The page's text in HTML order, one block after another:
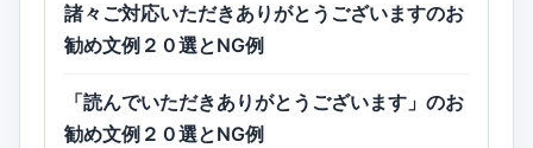
諸々ご対応いただきありがとうございますのお
勧め文例２０選とNG例
「読んでいただきありがとうございます」のお
勧め文例２０選とNG例